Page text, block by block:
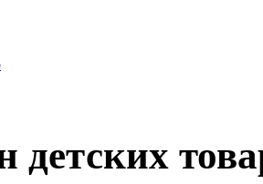
детских